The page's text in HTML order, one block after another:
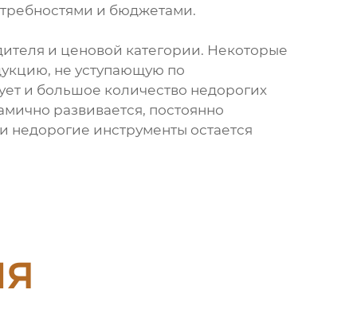
и бюджетами.
и ценовой категории. Некоторые
не уступающую по
и большое количество недорогих
развивается, постоянно
недорогие инструменты остается